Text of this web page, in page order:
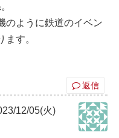
のように鉄道のイベン
ます。
返信
12/05(火)